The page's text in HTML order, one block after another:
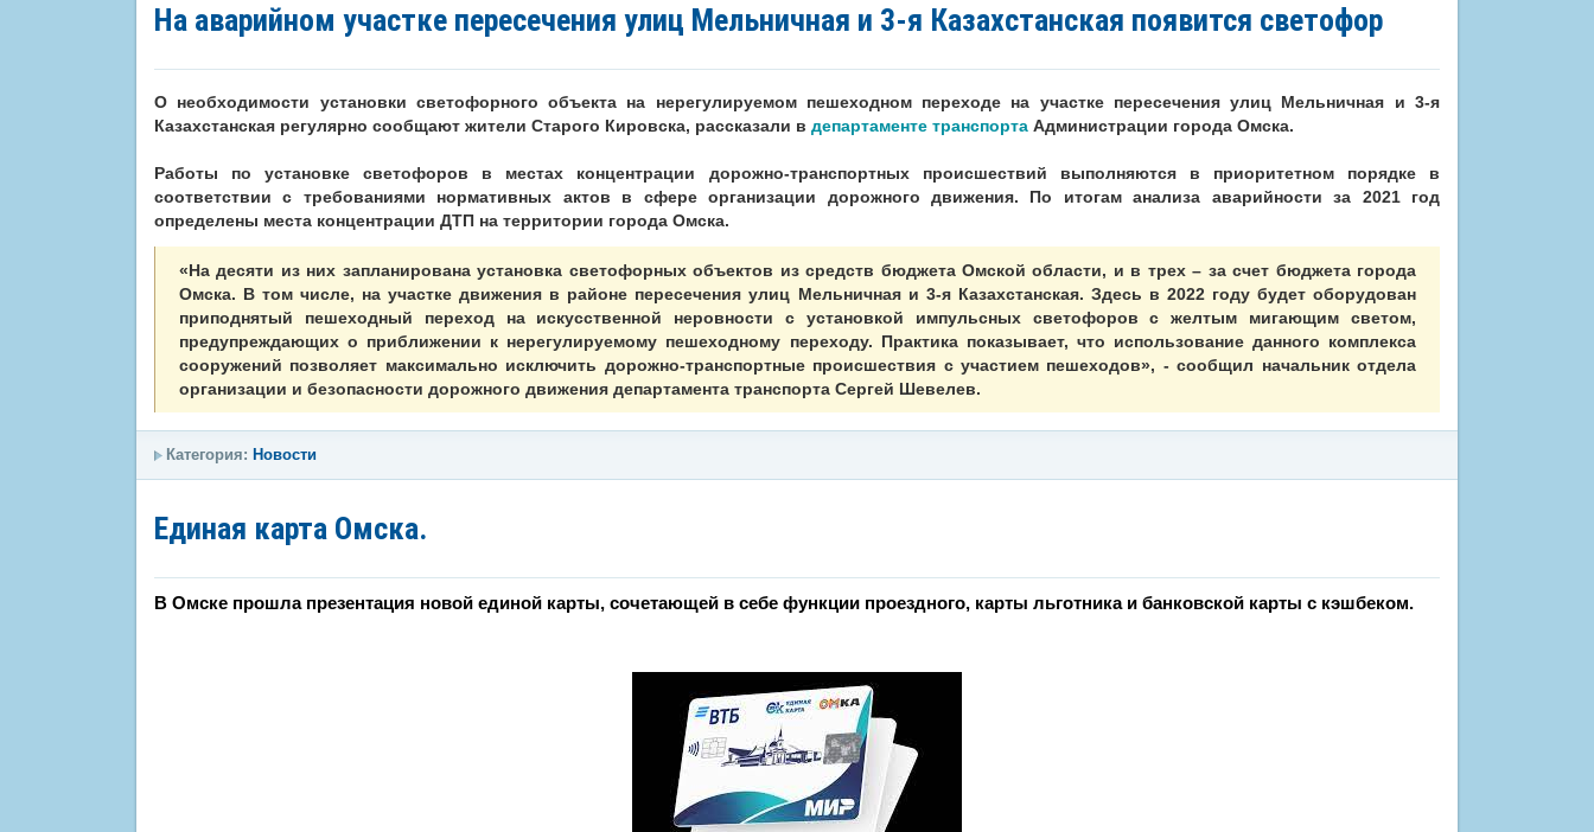
На аварийном участке пересечения улиц Мельничная и 3-я Казахстанская появится светофор
О необходимости установки светофорного объекта на нерегулируемом пешеходном переходе на участке пересечения улиц Мельничная и 3-я
Казахстанская регулярно сообщают жители Старого Кировска, рассказали в департаменте транспорта Администрации города Омска.
Работы по установке светофоров в местах концентрации дорожно-транспортных происшествий выполняются в приоритетном порядке в
соответствии с требованиями нормативных актов в сфере организации дорожного движения. По итогам анализа аварийности за 2021 год
определены места концентрации ДТП на территории города Омска.
«На десяти из них запланирована установка светофорных объектов из средств бюджета Омской области, и в трех – за счет бюджета города
Омска. В том числе, на участке движения в районе пересечения улиц Мельничная и 3-я Казахстанская. Здесь в 2022 году будет оборудован
приподнятый пешеходный переход на искусственной неровности с установкой импульсных светофоров с желтым мигающим светом,
предупреждающих о приближении к нерегулируемому пешеходному переходу. Практика показывает, что использование данного комплекса
сооружений позволяет максимально исключить дорожно-транспортные происшествия с участием пешеходов», - сообщил начальник отдела
организации и безопасности дорожного движения департамента транспорта Сергей Шевелев.
Категория: Новости
Единая карта Омска.
В Омске прошла презентация новой единой карты, сочетающей в себе функции проездного, карты льготника и банковской карты с кэшбеком.